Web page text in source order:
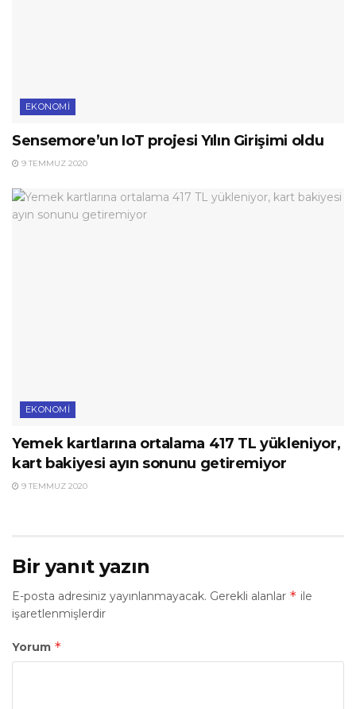
EKONOMI
Sensemore’un IoT projesi Yılın Girişimi oldu
9 TEMMUZ 2020
EKONOMI
Yemek kartlarına ortalama 417 TL yükleniyor,
kart bakiyesi ayın sonunu getiremiyor
9 TEMMUZ 2020
Bir yanıt yazın
E-posta adresiniz yayınlanmayacak. Gerekli alanlar * ile
işaretlenmişlerdir
Yorum *